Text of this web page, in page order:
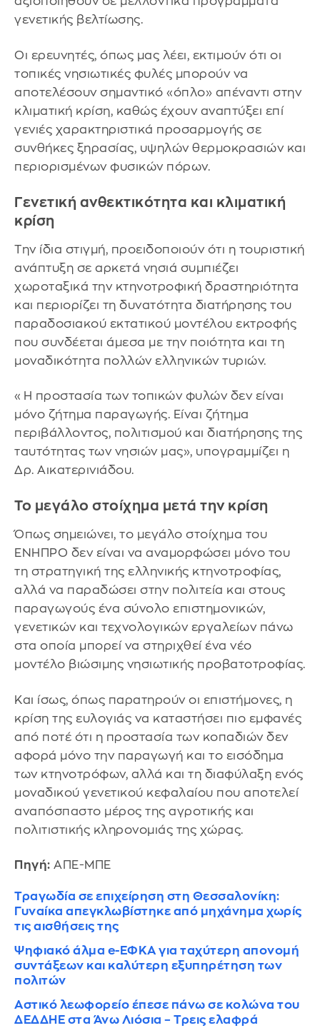
γενετικής βελτίωσης.
Οι ερευνητές, όπως μας λέει, εκτιμούν ότι οι
τοπικές νησιωτικές φυλές μπορούν να
αποτελέσουν σημαντικό «όπλο» απέναντι στην
κλιματική κρίση, καθώς έχουν αναπτύξει επί
γενιές χαρακτηριστικά προσαρμογής σε
συνθήκες ξηρασίας, υψηλών θερμοκρασιών και
περιορισμένων φυσικών πόρων.
Γενετική ανθεκτικότητα και κλιματική
κρίση
Την ίδια στιγμή, προειδοποιούν ότι η τουριστική
ανάπτυξη σε αρκετά νησιά συμπιέζει
χωροταξικά την κτηνοτροφική δραστηριότητα
και περιορίζει τη δυνατότητα διατήρησης του
παραδοσιακού εκτατικού μοντέλου εκτροφής
που συνδέεται άμεσα με την ποιότητα και τη
μοναδικότητα πολλών ελληνικών τυριών.
«Η προστασία των τοπικών φυλών δεν είναι
μόνο ζήτημα παραγωγής. Είναι ζήτημα
περιβάλλοντος, πολιτισμού και διατήρησης της
ταυτότητας των νησιών μας», υπογραμμίζει η
Δρ. Αικατερινιάδου.
Το μεγάλο στοίχημα μετά την κρίση
Όπως σημειώνει, το μεγάλο στοίχημα του
ΕΝΗΠΡΟ δεν είναι να αναμορφώσει μόνο του
τη στρατηγική της ελληνικής κτηνοτροφίας,
αλλά να παραδώσει στην πολιτεία και στους
παραγωγούς ένα σύνολο επιστημονικών,
γενετικών και τεχνολογικών εργαλείων πάνω
στα οποία μπορεί να στηριχθεί ένα νέο
μοντέλο βιώσιμης νησιωτικής προβατοτροφίας.
Και ίσως, όπως παρατηρούν οι επιστήμονες, η
κρίση της ευλογιάς να καταστήσει πιο εμφανές
από ποτέ ότι η προστασία των κοπαδιών δεν
αφορά μόνο την παραγωγή και το εισόδημα
των κτηνοτρόφων, αλλά και τη διαφύλαξη ενός
μοναδικού γενετικού κεφαλαίου που αποτελεί
αναπόσπαστο μέρος της αγροτικής και
πολιτιστικής κληρονομιάς της χώρας.
Πηγή: ΑΠΕ-ΜΠΕ
Τραγωδία σε επιχείρηση στη Θεσσαλονίκη:
Γυναίκα απεγκλωβίστηκε από μηχάνημα χωρίς
τις αισθήσεις της
Ψηφιακό άλμα e-ΕΦΚΑ για ταχύτερη απονομή
συντάξεων και καλύτερη εξυπηρέτηση των
πολιτών
Αστικό λεωφορείο έπεσε πάνω σε κολώνα του
ΔΕΔΔΗΕ στα Άνω Λιόσια – Τρεις ελαφρά